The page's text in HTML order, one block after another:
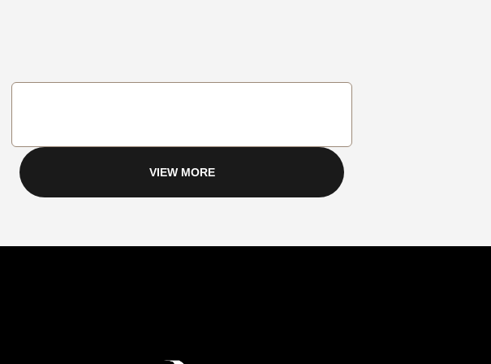
VIEW MORE